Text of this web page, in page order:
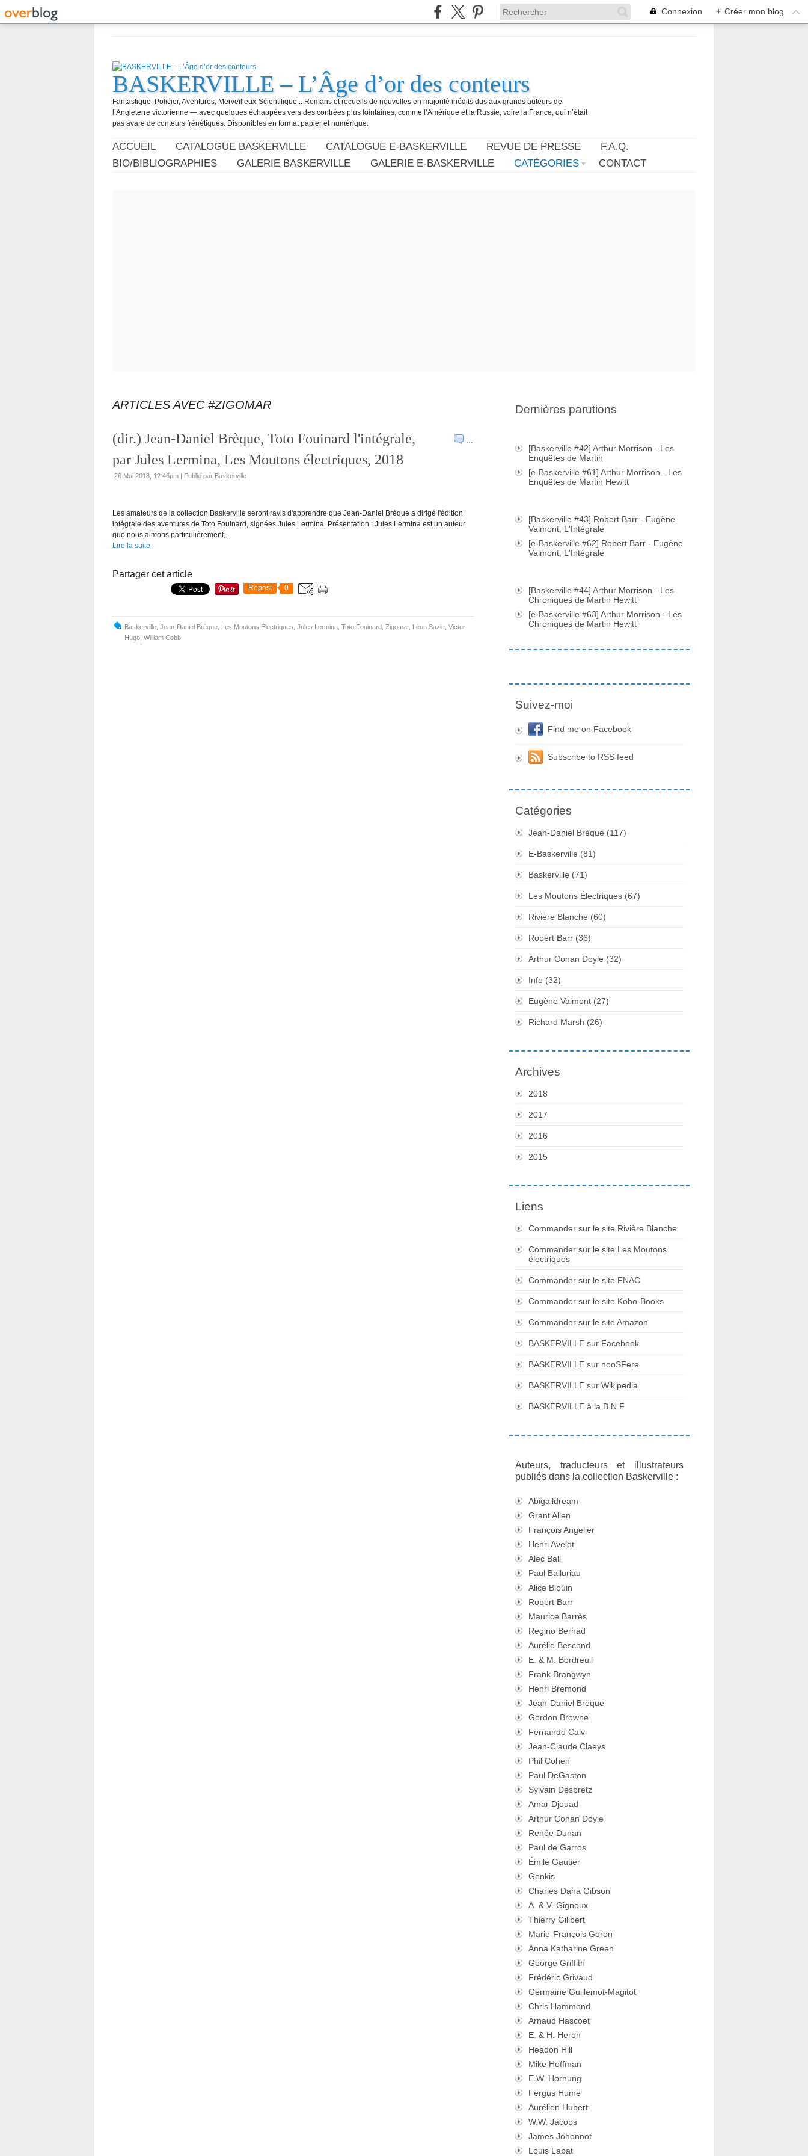
Connexion + Créer mon blog
BASKERVILLE – L’Âge d’or des conteurs
Fantastique, Policier, Aventures, Merveilleux-Scientifique... Romans et recueils de nouvelles en majorité inédits dus aux grands auteurs de
l’Angleterre victorienne — avec quelques échappées vers des contrées plus lointaines, comme l’Amérique et la Russie, voire la France, qui n’était
pas avare de conteurs frénétiques. Disponibles en format papier et numérique.
ACCUEIL CATALOGUE BASKERVILLE CATALOGUE E-BASKERVILLE REVUE DE PRESSE
F.A.Q.
BIO/BIBLIOGRAPHIES
GALERIE BASKERVILLE GALERIE E-BASKERVILLE CATÉGORIES CONTACT
ARTICLES AVEC #ZIGOMAR
…
(dir.) Jean-Daniel Brèque, Toto Fouinard l'intégrale,
par Jules Lermina, Les Moutons électriques, 2018
26 Mai 2018, 12:46pm | Publié par Baskerville
Les amateurs de la collection Baskerville seront ravis d'apprendre que Jean-Daniel Brèque a dirigé l'édition
intégrale des aventures de Toto Fouinard, signées Jules Lermina. Présentation : Jules Lermina est un auteur
que nous aimons particulièrement,...
Lire la suite
Partager cet article
Repost 0
Baskerville Jean-Daniel Brèque Les Moutons Électriques Jules Lermina Toto Fouinard Zigomar, Léon Sazie Victor
Hugo William Cobb
Dernières parutions
[Baskerville #42] Arthur Morrison - Les
Enquêtes de Martin
[e-Baskerville #61] Arthur Morrison - Les
Enquêtes de Martin Hewitt
[Baskerville #43] Robert Barr - Eugène
Valmont, L'Intégrale
[e-Baskerville #62] Robert Barr - Eugène
Valmont, L'Intégrale
[Baskerville #44] Arthur Morrison - Les
Chroniques de Martin Hewitt
[e-Baskerville #63] Arthur Morrison - Les
Chroniques de Martin Hewitt
Suivez-moi
Find me on Facebook
Subscribe to RSS feed
Catégories
Jean-Daniel Brèque (117)
E-Baskerville (81)
Baskerville (71)
Les Moutons Électriques (67)
Rivière Blanche (60)
Robert Barr (36)
Arthur Conan Doyle (32)
Info (32)
Eugène Valmont (27)
Richard Marsh (26)
Archives
2018
2017
2016
2015
Liens
Commander sur le site Rivière Blanche
Commander sur le site Les Moutons
électriques
Commander sur le site FNAC
Commander sur le site Kobo-Books
Commander sur le site Amazon
BASKERVILLE sur Facebook
BASKERVILLE sur nooSFere
BASKERVILLE sur Wikipedia
BASKERVILLE à la B.N.F.
Auteurs, traducteurs et illustrateurs
publiés dans la collection Baskerville :
Abigaildream
Grant Allen
François Angelier
Henri Avelot
Alec Ball
Paul Balluriau
Alice Blouin
Robert Barr
Maurice Barrès
Regino Bernad
Aurélie Bescond
E. & M. Bordreuil
Frank Brangwyn
Henri Bremond
Jean-Daniel Brèque
Gordon Browne
Fernando Calvi
Jean-Claude Claeys
Phil Cohen
Paul DeGaston
Sylvain Despretz
Amar Djouad
Arthur Conan Doyle
Renée Dunan
Paul de Garros
Émile Gautier
Genkis
Charles Dana Gibson
A. & V. Gignoux
Thierry Gilibert
Marie-François Goron
Anna Katharine Green
George Griffith
Frédéric Grivaud
Germaine Guillemot-Magitot
Chris Hammond
Arnaud Hascoet
E. & H. Heron
Headon Hill
Mike Hoffman
E.W. Hornung
Fergus Hume
Aurélien Hubert
W.W. Jacobs
James Johonnot
Louis Labat